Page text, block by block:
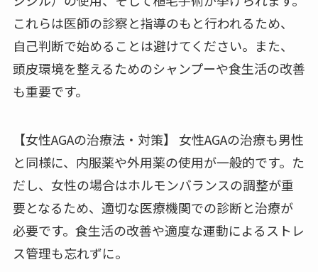
これらは医師の診察と指導のもと行われるため、
自己判断で始めることは避けてください。また、
頭皮環境を整えるためのシャンプーや食生活の改善
も重要です。
【女性AGAの治療法・対策】 女性AGAの治療も男性
と同様に、内服薬や外用薬の使用が一般的です。た
だし、女性の場合はホルモンバランスの調整が重
要となるため、適切な医療機関での診断と治療が
必要です。食生活の改善や適度な運動によるストレ
ス管理も忘れずに。